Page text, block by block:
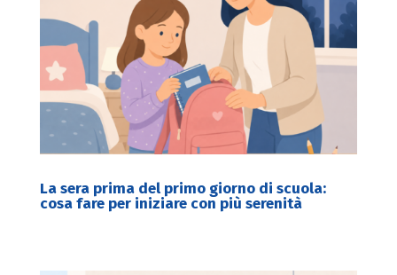
La sera prima del primo giorno di scuola:
cosa fare per iniziare con più serenità